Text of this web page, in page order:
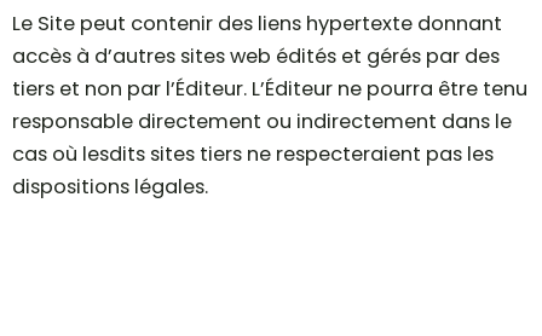
Le Site peut contenir des liens hypertexte donnant
accès à d’autres sites web édités et gérés par des
tiers et non par l’Éditeur. L’Éditeur ne pourra être tenu
responsable directement ou indirectement dans le
cas où lesdits sites tiers ne respecteraient pas les
dispositions légales.